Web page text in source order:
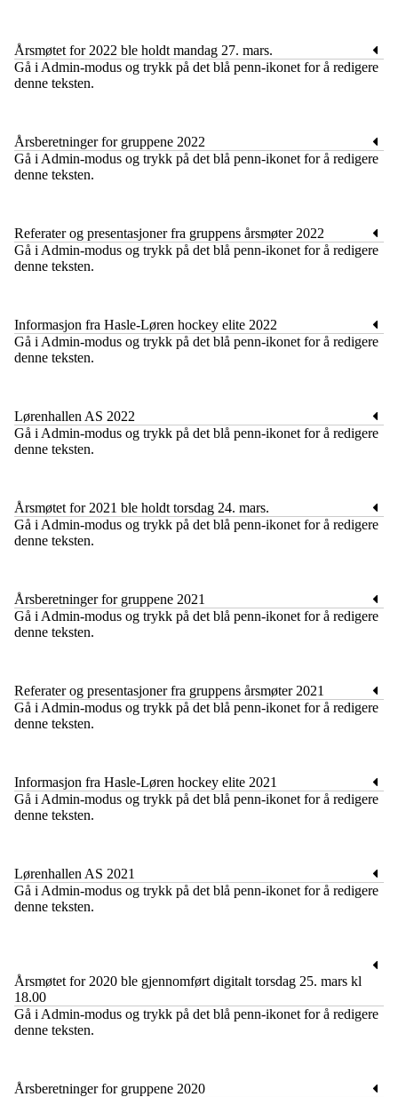
Årsmøtet for 2022 ble holdt mandag 27. mars.
​Gå i Admin-modus og trykk på det blå penn-ikonet for å redigere
denne teksten.
Årsberetninger for gruppene 2022
​Gå i Admin-modus og trykk på det blå penn-ikonet for å redigere
denne teksten.
Referater og presentasjoner fra gruppens årsmøter 2022
​Gå i Admin-modus og trykk på det blå penn-ikonet for å redigere
denne teksten.
Informasjon fra Hasle-Løren hockey elite 2022
​Gå i Admin-modus og trykk på det blå penn-ikonet for å redigere
denne teksten.
Lørenhallen AS 2022
​Gå i Admin-modus og trykk på det blå penn-ikonet for å redigere
denne teksten.
Årsmøtet for 2021 ble holdt torsdag 24. mars.
​Gå i Admin-modus og trykk på det blå penn-ikonet for å redigere
denne teksten.
Årsberetninger for gruppene 2021
​Gå i Admin-modus og trykk på det blå penn-ikonet for å redigere
denne teksten.
Referater og presentasjoner fra gruppens årsmøter 2021
​Gå i Admin-modus og trykk på det blå penn-ikonet for å redigere
denne teksten.
Informasjon fra Hasle-Løren hockey elite 2021
​Gå i Admin-modus og trykk på det blå penn-ikonet for å redigere
denne teksten.
Lørenhallen AS 2021
​Gå i Admin-modus og trykk på det blå penn-ikonet for å redigere
denne teksten.
Årsmøtet for 2020 ble gjennomført digitalt torsdag 25. mars kl
18.00
​Gå i Admin-modus og trykk på det blå penn-ikonet for å redigere
denne teksten.
Årsberetninger for gruppene 2020